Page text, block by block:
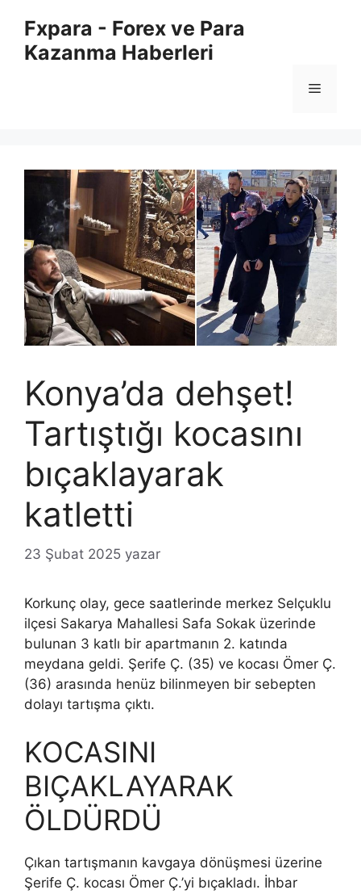
Fxpara - Forex ve Para
Kazanma Haberleri
Menü
Konya’da dehşet!
Tartıştığı kocasını
bıçaklayarak
katletti
23 Şubat 2025 yazar
Korkunç olay, gece saatlerinde merkez Selçuklu
ilçesi Sakarya Mahallesi Safa Sokak üzerinde
bulunan 3 katlı bir apartmanın 2. katında
meydana geldi. Şerife Ç. (35) ve kocası Ömer Ç.
(36) arasında henüz bilinmeyen bir sebepten
dolayı tartışma çıktı.
KOCASINI
BIÇAKLAYARAK
ÖLDÜRDÜ
Çıkan tartışmanın kavgaya dönüşmesi üzerine
Şerife Ç. kocası Ömer Ç.’yi bıçakladı. İhbar